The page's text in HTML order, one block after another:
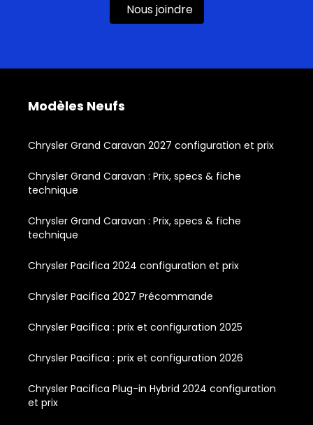
Nous joindre
Modèles Neufs
Chrysler Grand Caravan 2027 configuration et prix
Chrysler Grand Caravan : Prix, specs & fiche
technique
Chrysler Grand Caravan : Prix, specs & fiche
technique
Chrysler Pacifica 2024 configuration et prix
Chrysler Pacifica 2027 Précommande
Chrysler Pacifica : prix et configuration 2025
Chrysler Pacifica : prix et configuration 2026
Chrysler Pacifica Plug-in Hybrid 2024 configuration
et prix